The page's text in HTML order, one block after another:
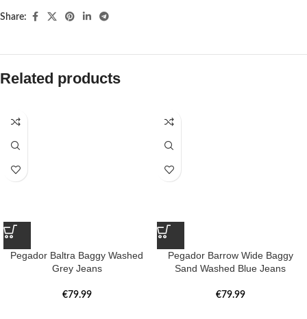
Share:
Related products
Pegador Baltra Baggy Washed
Grey Jeans
€79.99
Pegador Barrow Wide Baggy
Sand Washed Blue Jeans
€79.99